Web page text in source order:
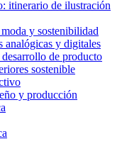
itinerario de ilustración
y sostenibilidad
analógicas y digitales
de producto
sostenible
y producción